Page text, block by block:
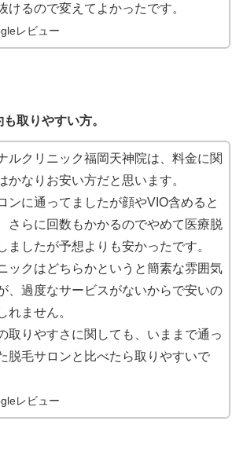
けるので変えてよかったです。
レビュー
取りやすい方。
ルクリニック福岡天神院は、料金に関
かなりお安い方だと思います。
ンに通ってましたが顔やVIO含めると
さらに回数もかかるのでやめて医療脱
ましたが予想よりも安かったです。
ックはどちらかというと簡素な雰囲気
、過度なサービスがないからで安いの
れません。
取りやすさに関しても、いままで通っ
脱毛サロンと比べたら取りやすいで
レビュー